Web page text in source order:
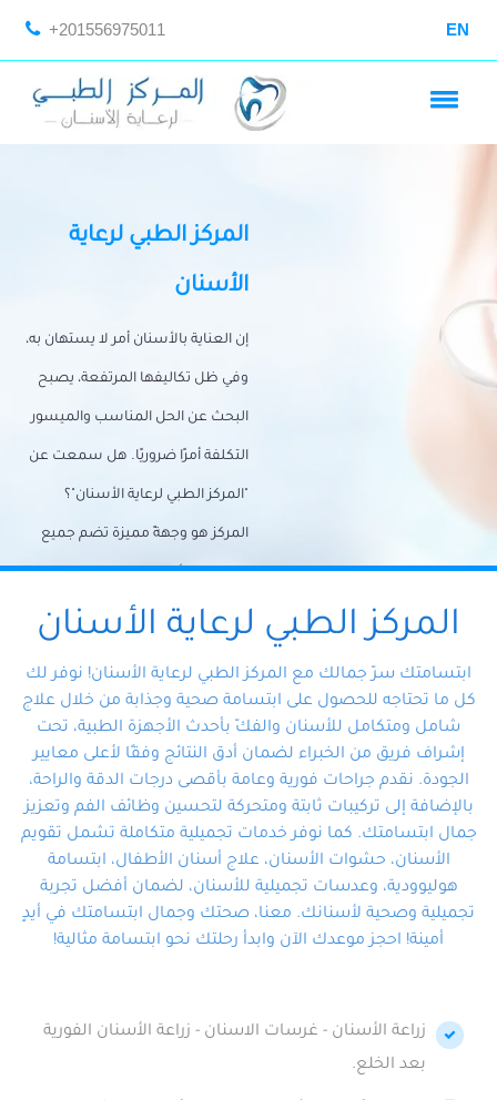
+201556975011 EN
المركز الطبي لرعاية
الأسنان
إن العناية بالأسنان أمر لا يستهان به،
وفي ظل تكاليفها المرتفعة، يصبح
البحث عن الحل المناسب والميسور
التكلفة أمرًا ضروريًا. هل سمعت عن
"المركز الطبي لرعاية الأسنان"؟
المركز هو وجهةً مميزة تضم جميع
احتياجات الأسنان تحت سقف واحد،
وتضمن لك حلاً شاملًا لجميع
المتخصص ذوي الخبرة، ستجد نفسك
في أيد أمينة تلبي احتياجاتك بكل
احترافية ودقة.
المركز الطبي لرعاية الأسنان
ابتسامتك سرّ جمالك مع المركز الطبي لرعاية الأسنان! نوفر لك
كل ما تحتاجه للحصول على ابتسامة صحية وجذابة من خلال علاج
شامل ومتكامل للأسنان والفكّ بأحدث الأجهزة الطبية، تحت
إشراف فريق من الخبراء لضمان أدق النتائج وفقًا لأعلى معايير
الجودة. نقدم جراحات فورية وعامة بأقصى درجات الدقة والراحة،
بالإضافة إلى تركيبات ثابتة ومتحركة لتحسين وظائف الفم وتعزيز
جمال ابتسامتك. كما نوفر خدمات تجميلية متكاملة تشمل تقويم
الأسنان، حشوات الأسنان، علاج أسنان الأطفال، ابتسامة
هوليوودية، وعدسات تجميلية للأسنان، لضمان أفضل تجربة
تجميلية وصحية لأسنانك. معنا، صحتك وجمال ابتسامتك في أيدٍ
أمينة! احجز موعدك الآن وابدأ رحلتك نحو ابتسامة مثالية!
زراعة الأسنان - غرسات الاسنان - زراعة الأسنان الفورية
بعد الخلع.